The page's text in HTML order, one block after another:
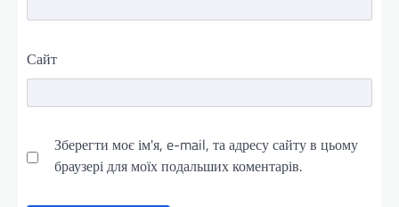
Сайт
Зберегти моє ім'я, e-mail, та адресу сайту в цьому
браузері для моїх подальших коментарів.